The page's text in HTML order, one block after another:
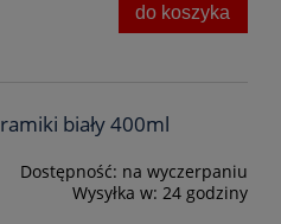
do koszyka
biały 400ml
Dostępność: na wyczerpaniu
Wysyłka w: 24 godziny